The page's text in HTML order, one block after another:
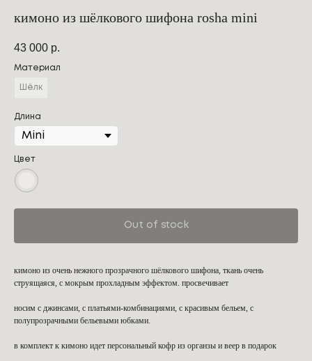
кимоно из шёлкового шифона rosha mini
43 000 р.
Материал
Шёлк
Длина
Цвет
Out of stock
кимоно из очень нежного прозрачного шёлкового шифона, ткань очень
струящаяся, с мокрым прохладным эффектом. просвечивает
носим с джинсами, с платьями-комбинациями, с красивым бельем, с
полупрозрачными бельевыми юбками.
в комплект к кимоно идет персональный кофр из органзы и веер в подарок